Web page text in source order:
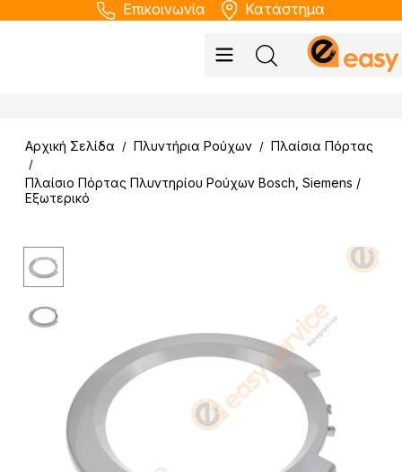
Επικοινωνία Κατάστημα
Αρχική Σελίδα / Πλυντήρια Ρούχων / Πλαίσια Πόρτας
/
Πλαίσιο Πόρτας Πλυντηρίου Ρούχων Bosch, Siemens /
Εξωτερικό